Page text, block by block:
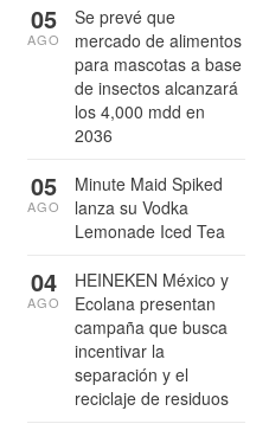
Se prevé que
mercado de alimentos
para mascotas a base
de insectos alcanzará
los 4,000 mdd en
2036
05
AGO
Minute Maid Spiked
lanza su Vodka
Lemonade Iced Tea
05
AGO
HEINEKEN México y
Ecolana presentan
campaña que busca
incentivar la
separación y el
reciclaje de residuos
04
AGO